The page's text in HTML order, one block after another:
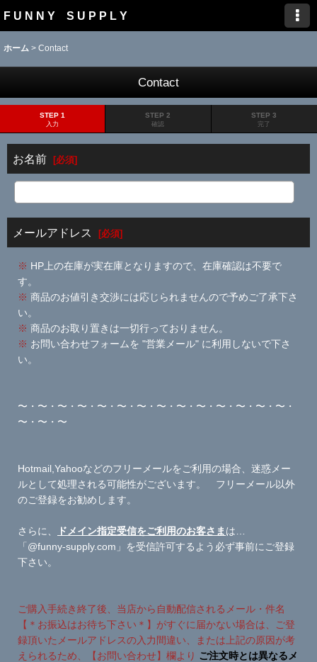
F U N N Y S U P P L Y
ホーム > Contact
Contact
STEP 1
入力
STEP 2
確認
STEP 3
完了
お名前 [必須]
メールアドレス [必須]
※ HP上の在庫が実在庫となりますので、在庫確認は不要で
す。
※ 商品のお値引き交渉には応じられませんので予めご了承下さ
い。
※ 商品のお取り置きは一切行っておりません。
※ お問い合わせフォームを "営業メール" に利用しないで下さ
い。
〜・〜・〜・〜・〜・〜・〜・〜・〜・〜・〜・〜・〜・〜・
〜・〜・〜
Hotmail,Yahooなどのフリーメールをご利用の場合、迷惑メー
ルとして処理される可能性がございます。 フリーメール以外
のご登録をお勧めします。
さらに、 ドメイン指定受信をご利用のお客さま は…
「@funny-supply.com」を受信許可するよう必ず事前にご登録
下さい。
ご購入手続き終了後、当店から自動配信されるメール・件名
【＊お振込はお待ち下さい＊】がすぐに届かない場合は、ご登
録頂いたメールアドレスの入力間違い、または上記の原因が考
えられるため、【お問い合わせ】欄より ご注文時とは異なるメ